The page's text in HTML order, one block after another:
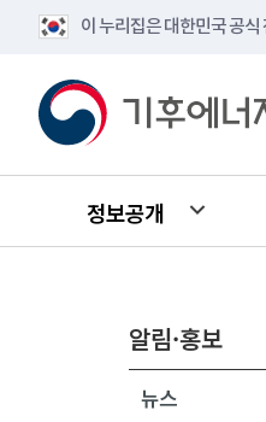
이 누리집은 대한민국 공
정보공개
알림·홍보
뉴스